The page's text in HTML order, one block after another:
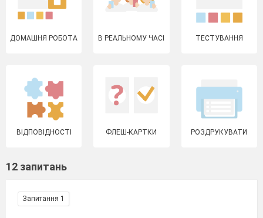
ДОМАШНЯ РОБОТА В РЕАЛЬНОМУ ЧАСІ ТЕСТУВАННЯ
ВІДПОВІДНОСТІ ФЛЕШ-КАРТКИ РОЗДРУКУВАТИ
12 запитань
Запитання 1